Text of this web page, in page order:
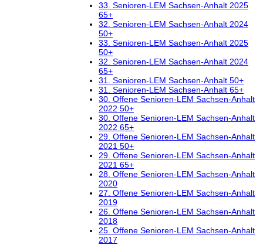
33. Senioren-LEM Sachsen-Anhalt 2025
65+
32. Senioren-LEM Sachsen-Anhalt 2024
50+
33. Senioren-LEM Sachsen-Anhalt 2025
50+
32. Senioren-LEM Sachsen-Anhalt 2024
65+
31. Senioren-LEM Sachsen-Anhalt 50+
31. Senioren-LEM Sachsen-Anhalt 65+
30. Offene Senioren-LEM Sachsen-Anhalt
2022 50+
30. Offene Senioren-LEM Sachsen-Anhalt
2022 65+
29. Offene Senioren-LEM Sachsen-Anhalt
2021 50+
29. Offene Senioren-LEM Sachsen-Anhalt
2021 65+
28. Offene Senioren-LEM Sachsen-Anhalt
2020
27. Offene Senioren-LEM Sachsen-Anhalt
2019
26. Offene Senioren-LEM Sachsen-Anhalt
2018
25. Offene Senioren-LEM Sachsen-Anhalt
2017